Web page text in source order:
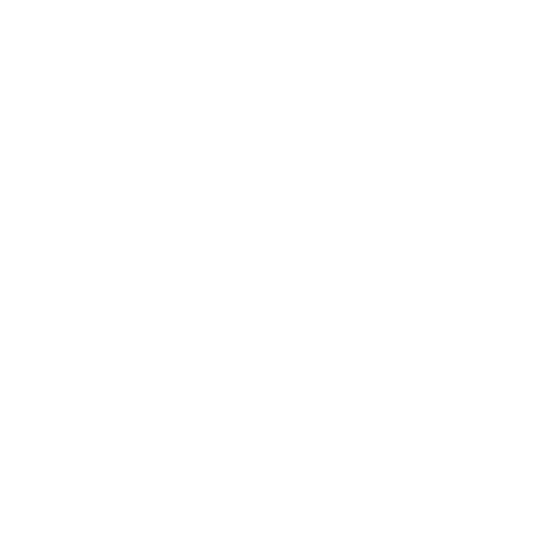
Ο δρόμος για τον 29ο
U21: Τεράστια πρόκριση
Γ΄ανδρών play offs :